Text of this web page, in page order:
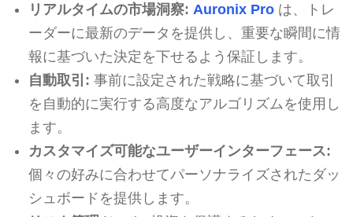
リアルタイムの市場洞察: Auronix Proは、トレ
ーダーに最新のデータを提供し、重要な瞬間に情
報に基づいた決定を下せるよう保証します。
自動取引: 事前に設定された戦略に基づいて取引
を自動的に実行する高度なアルゴリズムを使用し
ます。
カスタマイズ可能なユーザーインターフェース:
個々の好みに合わせてパーソナライズされたダッ
シュボードを提供します。